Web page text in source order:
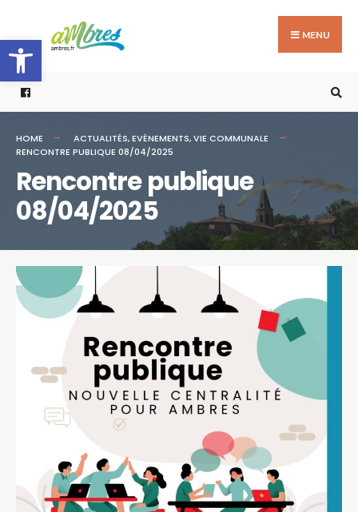
Ouvrir la barre d’outils
to
content
MENU
HOME ACTUALITÉS,EVÈNEMENTS,VIE COMMUNALE
RENCONTRE PUBLIQUE 08/04/2025
Rencontre publique
08/04/2025
for: